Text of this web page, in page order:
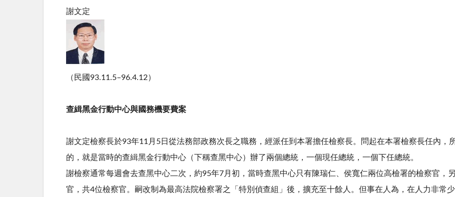
謝文定
（民國93.11.5–96.4.12）
查緝黑金行動中心與國務機要費案
謝文定檢察長於93年11月5日從法務部政務次長之職務，經派任到本署擔任檢察長。問起在本署檢察長任內，
的，就是當時的查緝黑金行動中心（下稱查黑中心）辦了兩個總統，一個現任總統，一個下任總統。
謝檢察通常每週會去查黑中心二次，約95年7月初，當時查黑中心只有陳瑞仁、侯寬仁兩位高檢署的檢察官，
官，共4位檢察官。嗣改制為最高法院檢察署之「特別偵查組」後，擴充至十餘人。但事在人為，在人力非常